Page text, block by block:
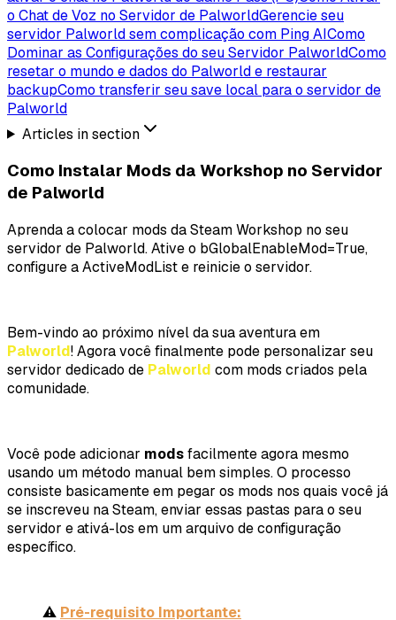
o Chat de Voz no Servidor de PalworldGerencie seu
servidor Palworld sem complicação com Ping AIComo
Dominar as Configurações do seu Servidor PalworldComo
resetar o mundo e dados do Palworld e restaurar
backupComo transferir seu save local para o servidor de
Palworld
Articles in section
Como Instalar Mods da Workshop no Servidor
de Palworld
Aprenda a colocar mods da Steam Workshop no seu
servidor de Palworld. Ative o bGlobalEnableMod=True,
configure a ActiveModList e reinicie o servidor.
Bem-vindo ao próximo nível da sua aventura em
Palworld! Agora você finalmente pode personalizar seu
servidor dedicado de Palworld com mods criados pela
comunidade.
Você pode adicionar modsfacilmente agora mesmo
usando um método manual bem simples. O processo
consiste basicamente em pegar os mods nos quais você já
se inscreveu na Steam, enviar essas pastas para o seu
servidor e ativá-los em um arquivo de configuração
específico.
⚠️ Pré-requisito Importante: